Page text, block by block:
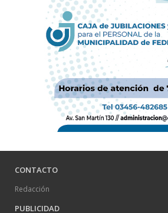
CONTACTO
Redacción
PUBLICIDAD